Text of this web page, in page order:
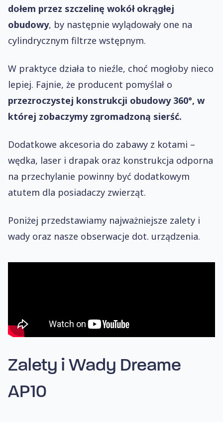
dołem przez szczelinę wokół okrągłej
obudowy, by następnie wylądowały one na
cylindrycznym filtrze wstępnym.
W praktyce działa to nieźle, choć mogłoby nieco
lepiej. Fajnie, że producent pomyślał o
przezroczystej konstrukcji obudowy 360°, w
której zobaczymy zgromadzoną sierść.
Dodatkowe akcesoria do zabawy z kotami –
wędka, laser i drapak oraz konstrukcja odporna
na przechylanie powinny być dodatkowym
atutem dla posiadaczy zwierząt.
Poniżej przedstawiamy najważniejsze zalety i
wady oraz nasze obserwacje dot. urządzenia.
Zalety i Wady Dreame
AP10